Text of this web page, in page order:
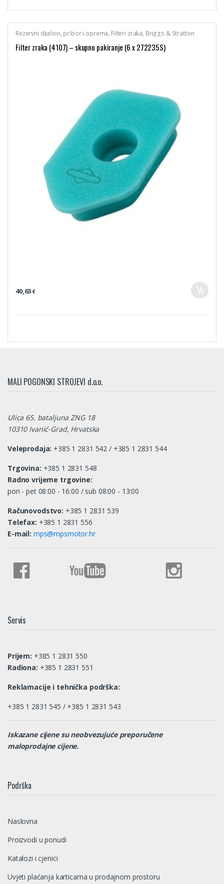
Rezervni dijelovi, pribor i oprema, Filteri zraka, Briggs & Stratton
Filter zraka (4107) – skupno pakiranje (6 x 272235S)
40,63€
MALI POGONSKI STROJEVI d.o.o.
Ulica 65. bataljuna ZNG 18
10310 Ivanić-Grad, Hrvatska
Veleprodaja: +385 1 2831 542 / +385 1 2831 544
Trgovina: +385 1 2831 548
Radno vrijeme trgovine:
pon - pet 08:00 - 16:00 / sub 08:00 - 13:00
Računovodstvo: +385 1 2831 539
Telefax: +385 1 2831 556
E-mail: mps@mpsmotor.hr
Servis
Prijem: +385 1 2831 550
Radiona: +385 1 2831 551
Reklamacije i tehnička podrška:
+385 1 2831 545 / +385 1 2831 543
Iskazane cijene su neobvezujuće preporučene
maloprodajne cijene.
Podrška
Naslovna
Proizvodi u ponudi
Katalozi i cjenici
Uvjeti plaćanja karticama u prodajnom prostoru